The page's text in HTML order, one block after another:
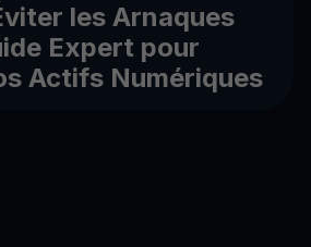
les Arnaques
Expert pour
Actifs Numériques